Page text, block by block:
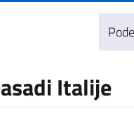
Italije